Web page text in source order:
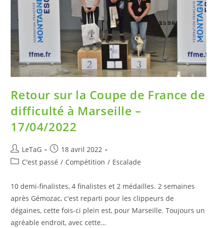
Retour sur la Coupe de France de
difficulté à Marseille –
17/04/2022
LeTaG
18 avril 2022
C'est passé / Compétition / Escalade
10 demi-finalistes, 4 finalistes et 2 médailles. 2 semaines
après Gémozac, c'est reparti pour les clippeurs de
dégaines, cette fois-ci plein est, pour Marseille. Toujours un
agréable endroit, avec cette…